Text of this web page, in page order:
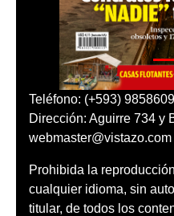
Teléfono: (+593)
Dirección: Aguirre 734 y
webmaster@vistazo.com
Prohibida la
cualquier idioma, sin
titular, de todos los